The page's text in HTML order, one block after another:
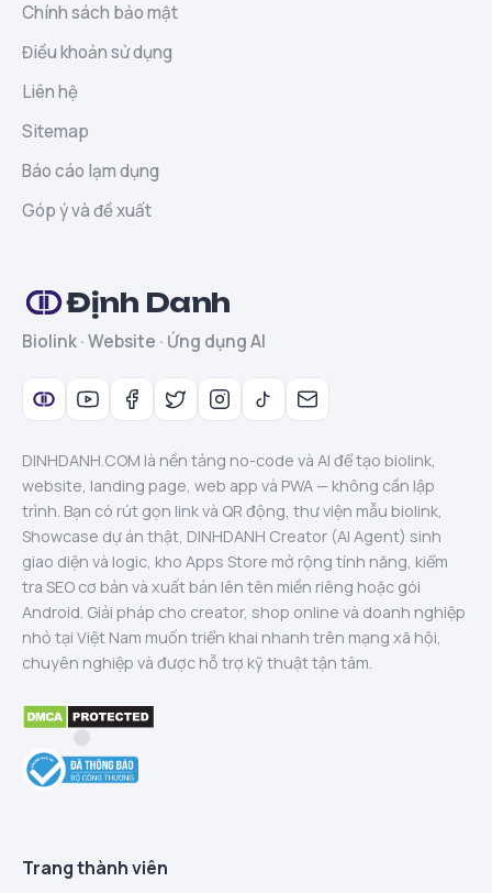
Chính sách bảo mật
Điều khoản sử dụng
Liên hệ
Sitemap
Báo cáo lạm dụng
Góp ý và đề xuất
Định Danh
Biolink · Website · Ứng dụng AI
DINHDANH.COM là nền tảng no-code và AI để tạo biolink,
website, landing page, web app và PWA — không cần lập
trình. Bạn có rút gọn link và QR động, thư viện mẫu biolink,
Showcase dự án thật, DINHDANH Creator (AI Agent) sinh
giao diện và logic, kho Apps Store mở rộng tính năng, kiểm
tra SEO cơ bản và xuất bản lên tên miền riêng hoặc gói
Android. Giải pháp cho creator, shop online và doanh nghiệp
nhỏ tại Việt Nam muốn triển khai nhanh trên mạng xã hội,
chuyên nghiệp và được hỗ trợ kỹ thuật tận tâm.
Trang thành viên